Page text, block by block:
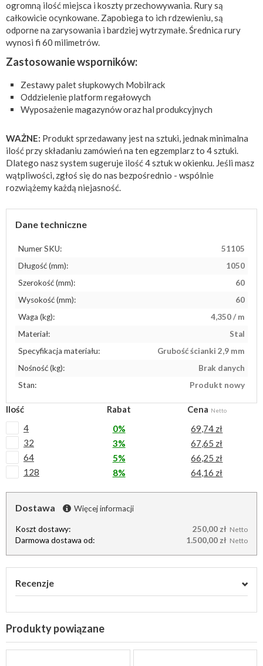
ogromną ilość miejsca i koszty przechowywania. Rury są
całkowicie ocynkowane. Zapobiega to ich rdzewieniu, są
odporne na zarysowania i bardziej wytrzymałe. Średnica rury
wynosi fi 60 milimetrów.
Zastosowanie wsporników:
Zestawy palet słupkowych Mobilrack
Oddzielenie platform regałowych
Wyposażenie magazynów oraz hal produkcyjnych
WAŻNE: Produkt sprzedawany jest na sztuki, jednak minimalna
ilość przy składaniu zamówień na ten egzemplarz to 4 sztuki.
Dlatego nasz system sugeruje ilość 4 sztuk w okienku. Jeśli masz
wątpliwości, zgłoś się do nas bezpośrednio - wspólnie
rozwiążemy każdą niejasność.
Dane techniczne
Numer SKU:
51105
Długość (mm):
1050
Szerokość (mm):
60
Wysokość (mm):
60
Waga (kg):
4,350 / m
Materiał:
Stal
Specyfikacja materiału:
Grubość ścianki 2,9 mm
Nośność (kg):
Brak danych
Stan:
Produkt nowy
Ilość Rabat Cena Netto
4 0%
69,74 zł
32
3%
67,65 zł
64
5%
66,25 zł
128
8% 64,16 zł
Dostawa Więcej informacji
Koszt dostawy: 250,00 zł Netto
Darmowa dostawa od: 1.500,00 zł Netto
Recenzje
Produkty powiązane